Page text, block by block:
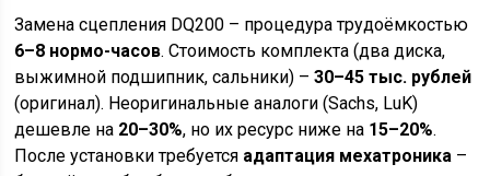
Замена сцепления DQ200 – процедура трудоёмкостью
6–8 нормо-часов. Стоимость комплекта (два диска,
выжимной подшипник, сальники) –30–45 тыс. рублей
(оригинал). Неоригинальные аналоги (Sachs, LuK)
дешевле на 20–30%, но их ресурс ниже на 15–20%.
После установки требуется адаптация мехатроника –